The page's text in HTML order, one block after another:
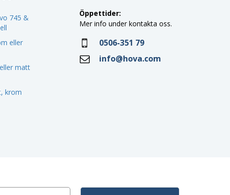
745 &
eller
matt
krom
Öppettider:
Mer info under kontakta oss.
0506-351 79
info@hova.com